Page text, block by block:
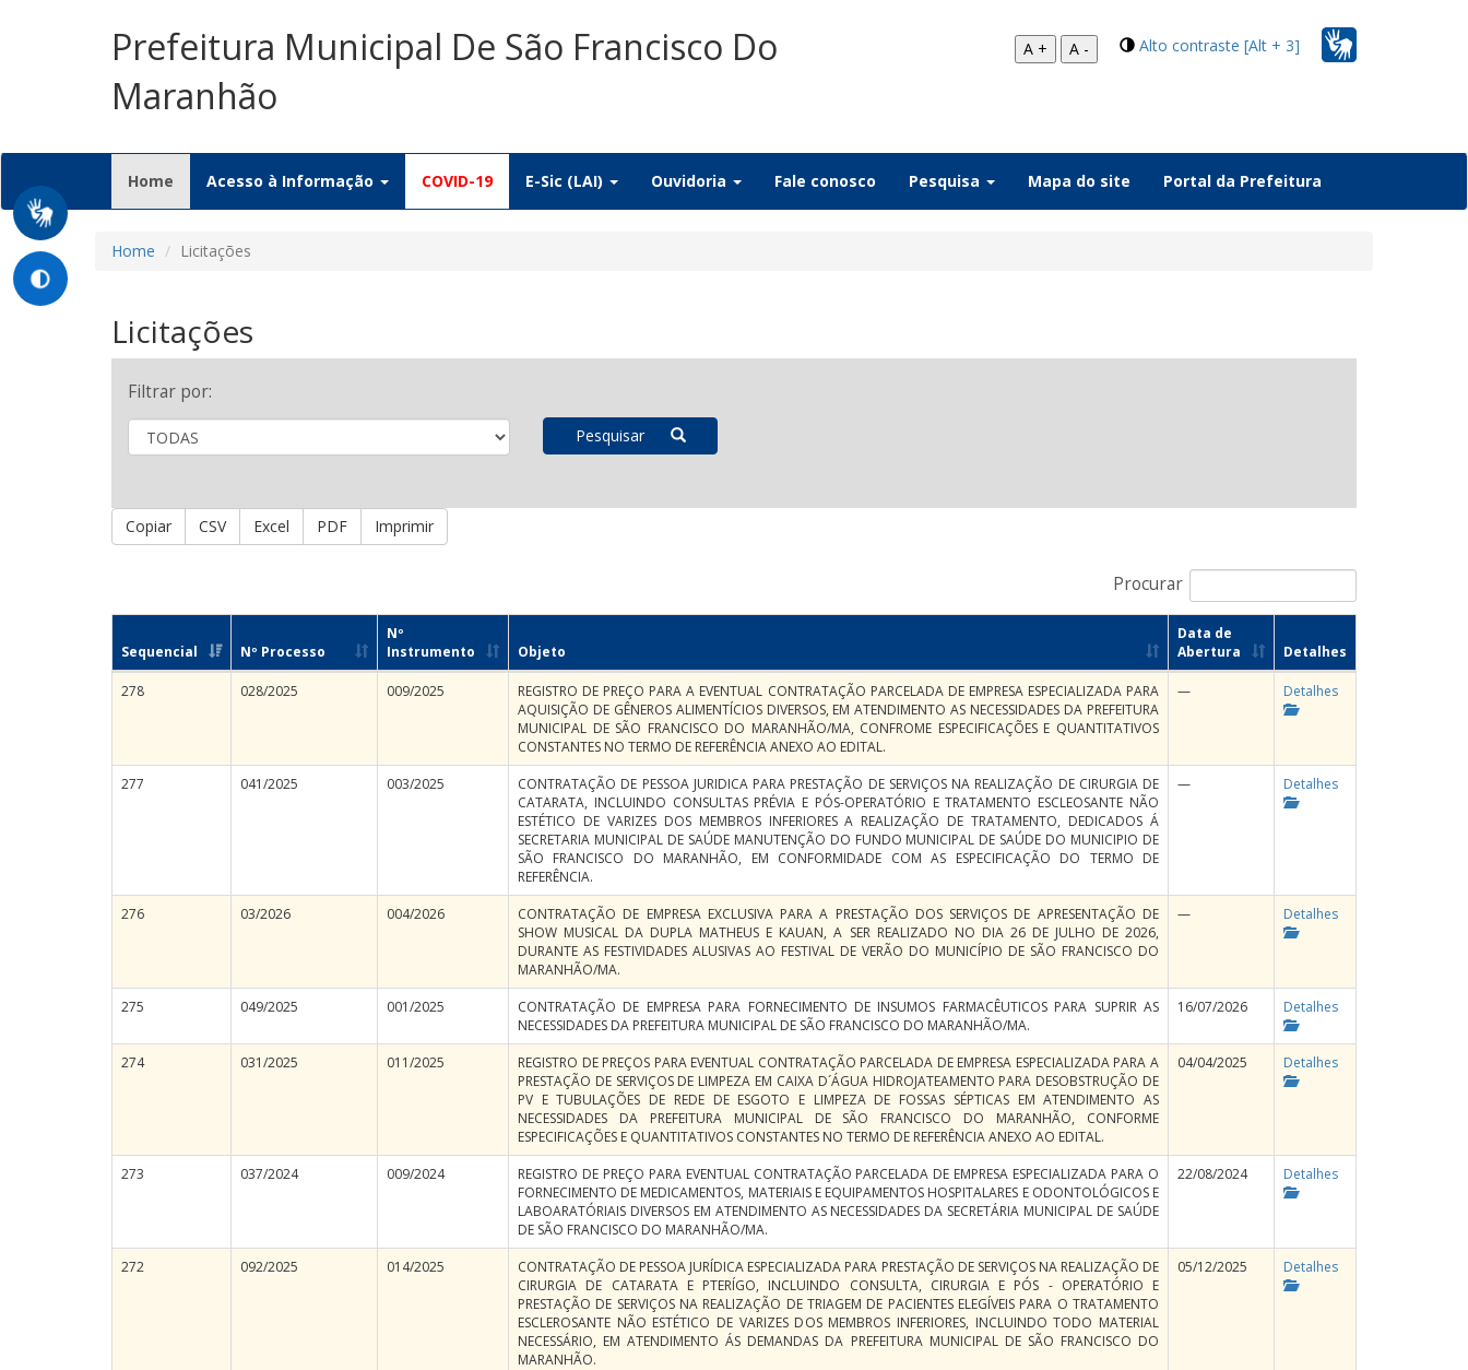
Prefeitura Municipal De São Francisco Do
Maranhão
Alto contraste [Alt + 3]
A + A -
Home (current)
Acesso à Informação COVID-19 E-Sic (LAI) Ouvidoria Fale conosco Pesquisa Mapa do site Portal da Prefeitura
Home Licitações
Licitações
Filtrar por:
Pesquisar
Copiar CSV Excel PDF Imprimir
Procurar
Sequencial Nº Processo
Nº
Instrumento
Objeto
Data de
Abertura
Detalhes
278 028/2025 009/2025
REGISTRO DE PREÇO PARA A EVENTUAL CONTRATAÇÃO PARCELADA DE EMPRESA ESPECIALIZADA PARA
AQUISIÇÃO DE GÊNEROS ALIMENTÍCIOS DIVERSOS, EM ATENDIMENTO AS NECESSIDADES DA PREFEITURA
MUNICIPAL DE SÃO FRANCISCO DO MARANHÃO/MA, CONFROME ESPECIFICAÇÕES E QUANTITATIVOS
CONSTANTES NO TERMO DE REFERÊNCIA ANEXO AO EDITAL.
— Detalhes
277 041/2025 003/2025
CONTRATAÇÃO DE PESSOA JURIDICA PARA PRESTAÇÃO DE SERVIÇOS NA REALIZAÇÃO DE CIRURGIA DE
CATARATA, INCLUINDO CONSULTAS PRÉVIA E PÓS-OPERATÓRIO E TRATAMENTO ESCLEOSANTE NÃO
ESTÉTICO DE VARIZES DOS MEMBROS INFERIORES A REALIZAÇÃO DE TRATAMENTO, DEDICADOS Á
SECRETARIA MUNICIPAL DE SAÚDE MANUTENÇÃO DO FUNDO MUNICIPAL DE SAÚDE DO MUNICIPIO DE
SÃO FRANCISCO DO MARANHÃO, EM CONFORMIDADE COM AS ESPECIFICAÇÃO DO TERMO DE
REFERÊNCIA.
— Detalhes
276 03/2026 004/2026
CONTRATAÇÃO DE EMPRESA EXCLUSIVA PARA A PRESTAÇÃO DOS SERVIÇOS DE APRESENTAÇÃO DE
SHOW MUSICAL DA DUPLA MATHEUS E KAUAN, A SER REALIZADO NO DIA 26 DE JULHO DE 2026,
DURANTE AS FESTIVIDADES ALUSIVAS AO FESTIVAL DE VERÃO DO MUNICÍPIO DE SÃO FRANCISCO DO
MARANHÃO/MA.
— Detalhes
275 049/2025 001/2025
CONTRATAÇÃO DE EMPRESA PARA FORNECIMENTO DE INSUMOS FARMACÊUTICOS PARA SUPRIR AS
NECESSIDADES DA PREFEITURA MUNICIPAL DE SÃO FRANCISCO DO MARANHÃO/MA.
16/07/2026 Detalhes
274 031/2025 011/2025
REGISTRO DE PREÇOS PARA EVENTUAL CONTRATAÇÃO PARCELADA DE EMPRESA ESPECIALIZADA PARA A
PRESTAÇÃO DE SERVIÇOS DE LIMPEZA EM CAIXA D´ÁGUA HIDROJATEAMENTO PARA DESOBSTRUÇÃO DE
PV E TUBULAÇÕES DE REDE DE ESGOTO E LIMPEZA DE FOSSAS SÉPTICAS EM ATENDIMENTO AS
NECESSIDADES DA PREFEITURA MUNICIPAL DE SÃO FRANCISCO DO MARANHÃO, CONFORME
ESPECIFICAÇÕES E QUANTITATIVOS CONSTANTES NO TERMO DE REFERÊNCIA ANEXO AO EDITAL.
04/04/2025 Detalhes
273 037/2024 009/2024
REGISTRO DE PREÇO PARA EVENTUAL CONTRATAÇÃO PARCELADA DE EMPRESA ESPECIALIZADA PARA O
FORNECIMENTO DE MEDICAMENTOS, MATERIAIS E EQUIPAMENTOS HOSPITALARES E ODONTOLÓGICOS E
LABOARATÓRIAIS DIVERSOS EM ATENDIMENTO AS NECESSIDADES DA SECRETÁRIA MUNICIPAL DE SAÚDE
DE SÃO FRANCISCO DO MARANHÃO/MA.
22/08/2024 Detalhes
272 092/2025 014/2025
CONTRATAÇÃO DE PESSOA JURÍDICA ESPECIALIZADA PARA PRESTAÇÃO DE SERVIÇOS NA REALIZAÇÃO DE
CIRURGIA DE CATARATA E PTERÍGO, INCLUINDO CONSULTA, CIRURGIA E PÓS - OPERATÓRIO E
PRESTAÇÃO DE SERVIÇOS NA REALIZAÇÃO DE TRIAGEM DE PACIENTES ELEGÍVEIS PARA O TRATAMENTO
ESCLEROSANTE NÃO ESTÉTICO DE VARIZES DOS MEMBROS INFERIORES, INCLUINDO TODO MATERIAL
NECESSÁRIO, EM ATENDIMENTO ÁS DEMANDAS DA PREFEITURA MUNICIPAL DE SÃO FRANCISCO DO
MARANHÃO.
05/12/2025 Detalhes